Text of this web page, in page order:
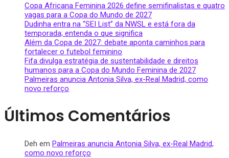
Copa Africana Feminina 2026 define semifinalistas e quatro
vagas para a Copa do Mundo de 2027
Dudinha entra na “SEI List” da NWSL e está fora da
temporada; entenda o que significa
Além da Copa de 2027: debate aponta caminhos para
fortalecer o futebol feminino
Fifa divulga estratégia de sustentabilidade e direitos
humanos para a Copa do Mundo Feminina de 2027
Palmeiras anuncia Antonia Silva, ex-Real Madrid, como
novo reforço
Últimos Comentários
Deh em Palmeiras anuncia Antonia Silva, ex-Real Madrid,
como novo reforço